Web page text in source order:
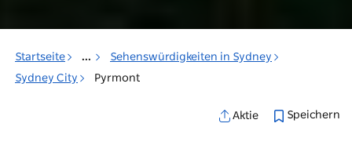
Startseite ...
Sehenswürdigkeiten in Sydney
Sydney City
Pyrmont
Aktie Speichern